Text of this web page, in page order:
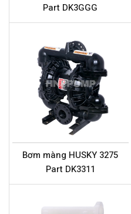
Part DK3GGG
Bơm màng HUSKY 3275
Part DK3311